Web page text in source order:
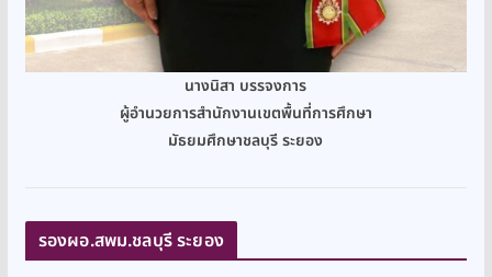
นางนิสา บรรจงการ
ผู้อำนวยการสำนักงานเขตพื้นที่การศึกษา
มัธยมศึกษาชลบุรี ระยอง
รองผอ.สพม.ชลบุรี ระยอง